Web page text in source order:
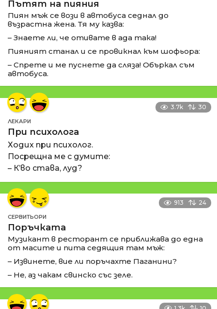
Пътят на пияния
Пиян мъж се вози в автобуса седнал до
възрастна жена. Тя му казва:
– Знаете ли, че отивате в ада така!
Пияният станал и се провикнал към шофьора:
– Спрете и ме пуснете да сляза! Объркал съм
автобуса.
3.7k 30
ЛЕКАРИ
При психолога
Ходих при психолог.
Посрещна ме с думите:
– К’во става, луд?
913 24
СЕРВИТЬОРИ
Поръчката
Музикант в ресторант се приближава до една
от масите и пита седящия там мъж:
– Извинете, вие ли поръчахте Паганини?
– Не, аз чакам свинско със зеле.